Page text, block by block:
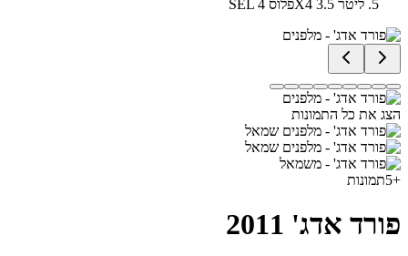
SEL פלוס 4X4 3.5 ליטר
הצג את כל התמונות
+
5תמונות
פורד אדג' 2011